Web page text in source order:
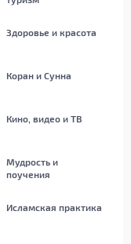
Здоровье и красота
Коран и Сунна
Кино, видео и ТВ
Мудрость и
поучения
Исламская практика